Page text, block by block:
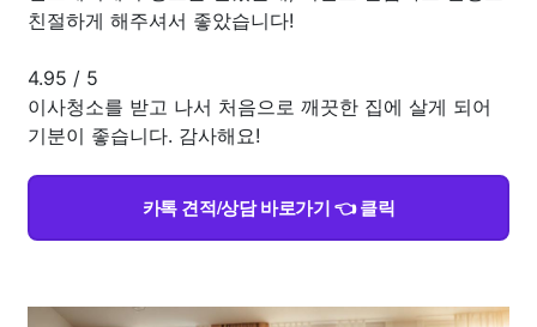
친절하게 해주셔서 좋았습니다!
4.95 / 5
이사청소를 받고 나서 처음으로 깨끗한 집에 살게 되어
기분이 좋습니다. 감사해요!
카톡 견적/상담 바로가기 👈 클릭